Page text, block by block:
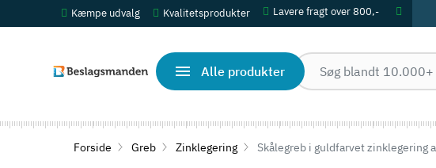
Kæmpe udvalg Kvalitetsprodukter Lavere fragt over 800,-
Alle produkter
Forside Greb Zinklegering Skålegreb i guldfarvet zinklegering